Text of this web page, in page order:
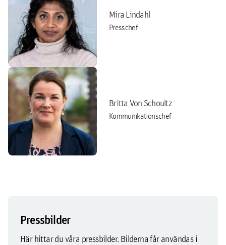
Mira Lindahl
Presschef
Britta Von Schoultz
Kommunikationschef
Pressbilder
Här hittar du våra pressbilder. Bilderna får användas i